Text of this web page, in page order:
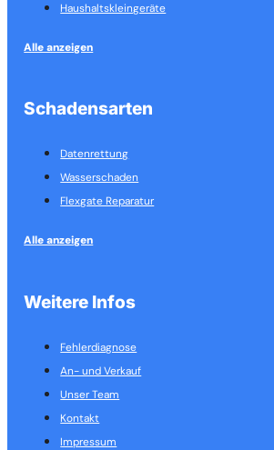
Haushalts­kleingeräte
Alle anzeigen
Schadensarten
Datenrettung
Wasserschaden
Flexgate Reparatur
Alle anzeigen
Weitere Infos
Fehlerdiagnose
An- und Verkauf
Unser Team
Kontakt
Impressum